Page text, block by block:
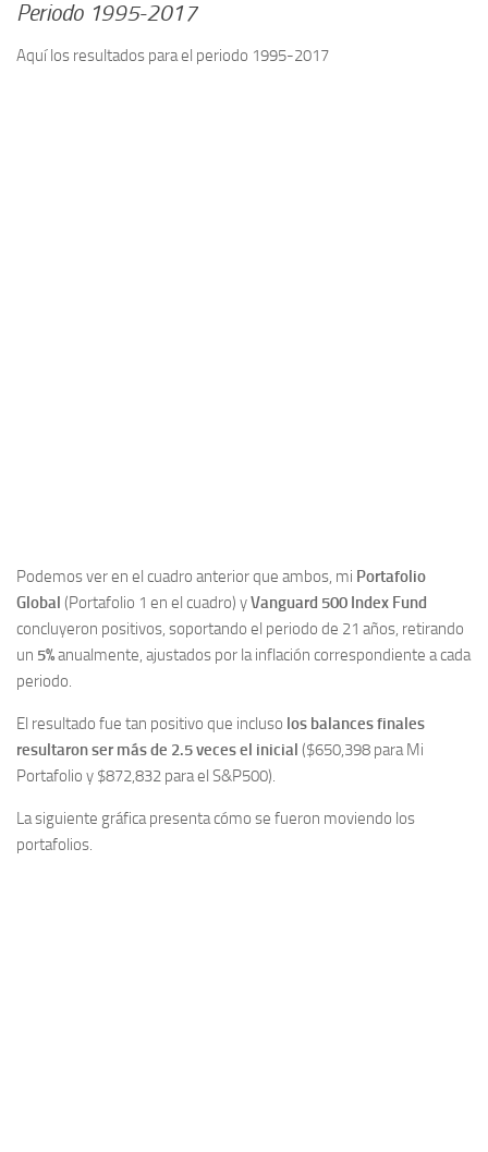
Periodo 1995-2017
Aquí los resultados para el periodo 1995-2017
Podemos ver en el cuadro anterior que ambos, mi Portafolio
Global (Portafolio 1 en el cuadro) yVanguard 500 Index Fund
concluyeron positivos, soportando el periodo de 21 años, retirando
un 5%anualmente, ajustados por la inflación correspondiente a cada
periodo.
El resultado fue tan positivo que incluso los balances finales
resultaron ser más de 2.5 veces el inicial ($650,398 para Mi
Portafolio y $872,832 para el S&P500).
La siguiente gráfica presenta cómo se fueron moviendo los
portafolios.